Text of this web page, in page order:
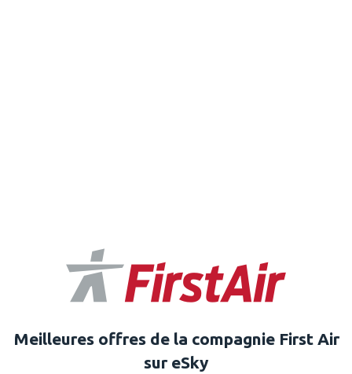
Meilleures offres de la compagnie First Air
sur eSky